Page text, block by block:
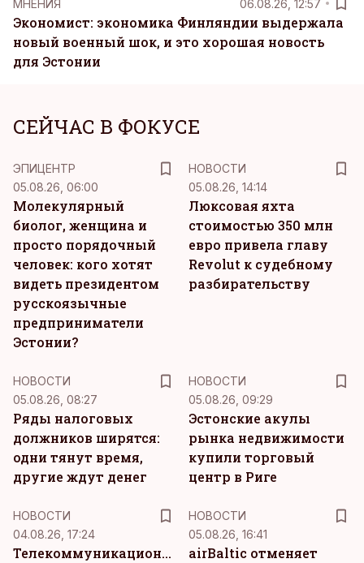
MНЕНИЯ 06.08.26, 12:57
Экономист: экономика Финляндии выдержала
новый военный шок, и это хорошая новость
для Эстонии
СЕЙЧАС В ФОКУСЕ
ЭПИЦЕНТР
05.08.26, 06:00
Молекулярный
биолог, женщина и
просто порядочный
человек: кого хотят
видеть президентом
русскоязычные
предприниматели
Эстонии?
НОВОСТИ
05.08.26, 14:14
Люксовая яхта
стоимостью 350 млн
евро привела главу
Revolut к судебному
разбирательству
НОВОСТИ
05.08.26, 08:27
Ряды налоговых
должников ширятся:
одни тянут время,
другие ждут денег
НОВОСТИ
05.08.26, 09:29
Эстонские акулы
рынка недвижимости
купили торговый
центр в Риге
НОВОСТИ
04.08.26, 17:24
Телекоммуникационная
НОВОСТИ
05.08.26, 16:41
airBaltic отменяет